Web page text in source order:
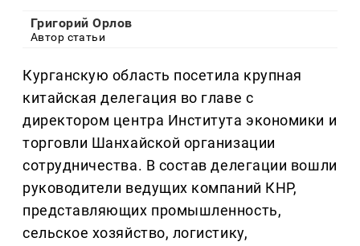
Григорий Орлов
Автор статьи
Курганскую область посетила крупная
китайская делегация во главе с
директором центра Института экономики и
торговли Шанхайской организации
сотрудничества. В состав делегации вошли
руководители ведущих компаний КНР,
представляющих промышленность,
сельское хозяйство, логистику,